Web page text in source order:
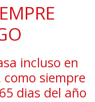
incluso en
siempre
dias del año